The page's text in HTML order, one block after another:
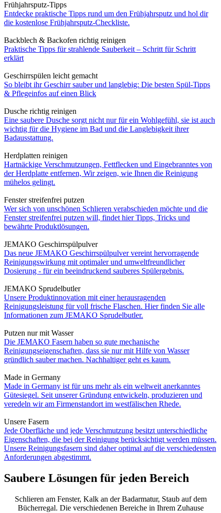
Frühjahrsputz-Tipps
Entdecke praktische Tipps rund um den Frühjahrsputz und hol dir
die kostenlose Frühjahrsputz-Checkliste.
Backblech & Backofen richtig reinigen
Praktische Tipps für strahlende Sauberkeit – Schritt für Schritt
erklärt
Geschirrspülen leicht gemacht
So bleibt ihr Geschirr sauber und langlebig: Die besten Spül-Tipps
& Pflegeinfos auf einen Blick
Dusche richtig reinigen
Eine saubere Dusche sorgt nicht nur für ein Wohlgefühl, sie ist auch
wichtig für die Hygiene im Bad und die Langlebigkeit ihrer
Badausstattung.
Herdplatten reinigen
Hartnäckige Verschmutzungen, Fettflecken und Eingebranntes von
der Herdplatte entfernen, Wir zeigen, wie Ihnen die Reinigung
mühelos gelingt.
Fenster streifenfrei putzen
Wer sich von unschönen Schlieren verabschieden möchte und die
Fenster streifenfrei putzen will, findet hier Tipps, Tricks und
bewährte Produktlösungen.
JEMAKO Geschirrspülpulver
Das neue JEMAKO Geschirrspülpulver vereint hervorragende
Reinigungswirkung mit optimaler und umweltfreundlicher
Dosierung - für ein beeindruckend sauberes Spülergebnis.
JEMAKO Sprudelbutler
Unsere Produktinnovation mit einer herausragenden
Reinigungsleistung für voll frische Flaschen. Hier finden Sie alle
Informationen zum JEMAKO Sprudelbutler.
Putzen nur mit Wasser
Die JEMAKO Fasern haben so gute mechanische
Reinigungseigenschaften, dass sie nur mit Hilfe von Wasser
gründlich sauber machen. Nachhaltiger geht es kaum.
Made in Germany
Made in Germany ist für uns mehr als ein weltweit anerkanntes
Gütesiegel. Seit unserer Gründung entwickeln, produzieren und
veredeln wir am Firmenstandort im westfälischen Rhede.
Unsere Fasern
Jede Oberfläche und jede Verschmutzung besitzt unterschiedliche
Eigenschaften, die bei der Reinigung berücksichtigt werden müssen.
Unsere Reinigungsfasern sind daher optimal auf die verschiedensten
Anforderungen abgestimmt.
Saubere Lösungen für jeden Bereich
Schlieren am Fenster, Kalk an der Badarmatur, Staub auf dem
Bücherregal. Die verschiedenen Bereiche in Ihrem Zuhause